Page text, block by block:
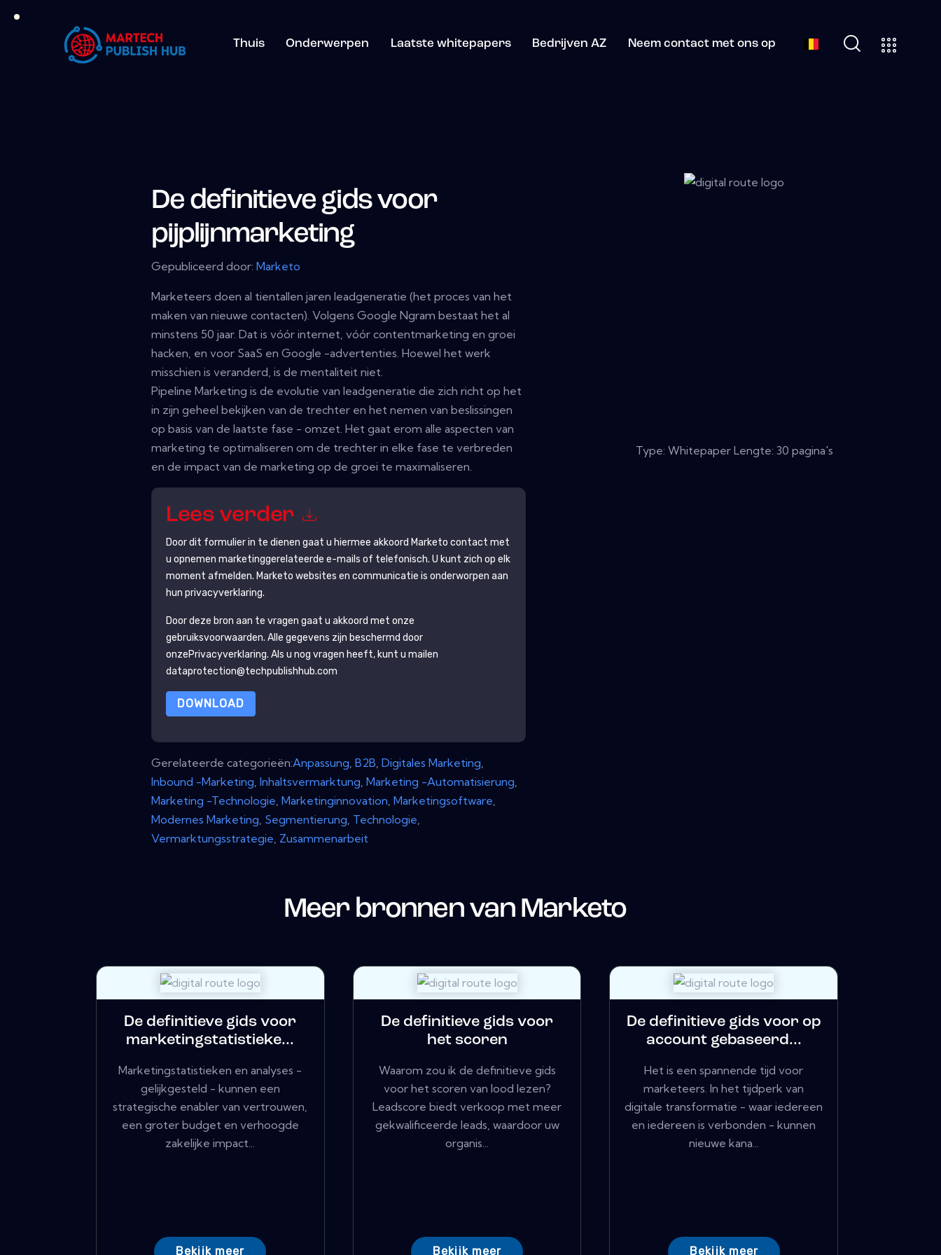
Thuis Onderwerpen Laatste whitepapers Bedrijven AZ Neem contact met ons op
De definitieve gids voor
pijplijnmarketing
Gepubliceerd door:Marketo
Marketeers doen al tientallen jaren leadgeneratie (het proces van het
maken van nieuwe contacten). Volgens Google Ngram bestaat het al
minstens 50 jaar. Dat is vóór internet, vóór contentmarketing en groei
hacken, en voor SaaS en Google -advertenties. Hoewel het werk
misschien is veranderd, is de mentaliteit niet.
Pipeline Marketing is de evolutie van leadgeneratie die zich richt op het
in zijn geheel bekijken van de trechter en het nemen van beslissingen
op basis van de laatste fase - omzet. Het gaat erom alle aspecten van
marketing te optimaliseren om de trechter in elke fase te verbreden
en de impact van de marketing op de groei te maximaliseren.
Lees verder
Door dit formulier in te dienen gaat u hiermee akkoord Marketo contact met
u opnemen marketinggerelateerde e-mails of telefonisch. U kunt zich op elk
moment afmelden. Marketo websites en communicatie is onderworpen aan
hun privacyverklaring.
Door deze bron aan te vragen gaat u akkoord met onze
gebruiksvoorwaarden. Alle gegevens zijn beschermd door
onzePrivacyverklaring. Als u nog vragen heeft, kunt u mailen
dataprotection@techpublishhub.com
DOWNLOAD
Gerelateerde categorieën:Anpassung,B2B,Digitales Marketing,
Inbound -Marketing,Inhaltsvermarktung,Marketing -Automatisierung,
Marketing -Technologie,Marketinginnovation,Marketingsoftware,
Modernes Marketing, Segmentierung, Technologie,
Vermarktungsstrategie, Zusammenarbeit
Type: Whitepaper Lengte: 30 pagina's
Meer bronnen van Marketo
De definitieve gids voor
marketingstatistieke...
Marketingstatistieken en analyses -
gelijkgesteld - kunnen een
strategische enabler van vertrouwen,
een groter budget en verhoogde
zakelijke impact...
Bekijk meer
De definitieve gids voor
het scoren
Waarom zou ik de definitieve gids
voor het scoren van lood lezen?
Leadscore biedt verkoop met meer
gekwalificeerde leads, waardoor uw
organis...
Bekijk meer
De definitieve gids voor op
account gebaseerd...
Het is een spannende tijd voor
marketeers. In het tijdperk van
digitale transformatie - waar iedereen
en iedereen is verbonden - kunnen
nieuwe kana...
Bekijk meer